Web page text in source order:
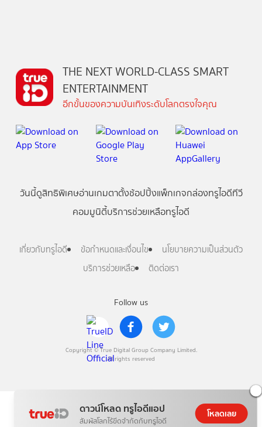
ดาวน์โหลด ทรูไอดีแอป
สัมผัสโลกไร้ขีดจำกัดกับทรูไอดี
โหลดเลย
Follow us
Copyright © True Digital Group Company Limited.
All rights reserved
THE NEXT WORLD-CLASS SMART
ENTERTAINMENT
อีกขั้นของความบันเทิงระดับโลกตรงใจคุณ
วันนี้ดูสิทธิพิเศษอ่านเกมตาตั้งช้อปปิ้งแพ็กเกจกล่องทรูไอดีทีวี
คอมมูนิตี้บริการช่วยเหลือทรูไอดี
เกี่ยวกับทรูไอดี ข้อกำหนดและเงื่อนไข
นโยบายความเป็นส่วนตัว
บริการช่วยเหลือ
ติดต่อเรา